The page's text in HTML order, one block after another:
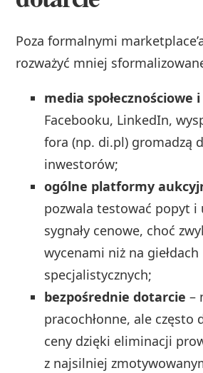
Poza formalnymi
rozważyć mniej
media społecznościowe
Facebooku, LinkedIn,
fora (np. di.pl) gromadzą
inwestorów;
ogólne platformy
pozwala testować popyt i
sygnały cenowe, choć
wycenami niż na giełdach
specjalistycznych;
bezpośrednie dotarcie –
pracochłonne, ale często
ceny dzięki eliminacji
z najsilniej